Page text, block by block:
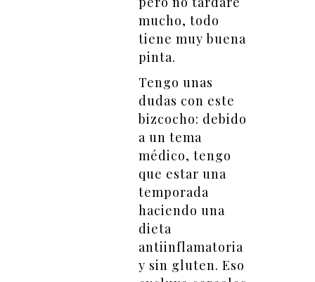
mucho, todo
tiene muy buena
pinta.
Tengo unas
dudas con este
bizcocho: debido
a un tema
médico, tengo
que estar una
temporada
haciendo una
dieta
antiinflamatoria
y sin gluten. Eso